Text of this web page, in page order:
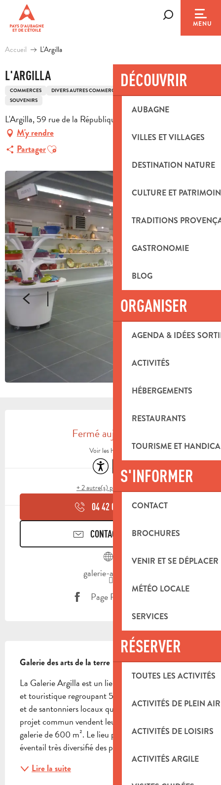
contenu
principal
MENU
DÉCOUVRIR
AUBAGNE
VILLES ET VILLAGES
DESTINATION NATURE
CULTURE ET
TRADITIONS
GASTRONOMIE
BLOG
ORGANISER
AGENDA & IDÉES
ACTIVITÉS
HÉBERGEMENTS
RESTAURANTS
TOURISME ET
S'INFORMER
CONTACT
BROCHURES
VENIR ET SE DÉPLACER
MÉTÉO LOCALE
SERVICES
RÉSERVER
TOUTES LES ACTIVITÉS
ACTIVITÉS DE PLEIN AIR
ACTIVITÉS DE LOISIRS
ACTIVITÉS ARGILE
Accueil L'Argilla
L'ARGILLA
COMMERCES DIVERS AUTRES COMMERCES
SOUVENIRS
L'Argilla, 59 rue de la République, 13400 Aubagne
M'y rendre
PartagerAjouter aux favoris
OUVERTURE ET COORDONNÉES
Fermé aujourd'hui
Voir les horaires
Accessibilité
Parking
+ 2 autre(s) prestation(s)
04 42 04 05▒▒
CONTACTEZ-NOUS
galerie-argilla.fr
Page Facebook
Galerie des arts de la terre
La Galerie Argilla est un lieu artistique, économique
et touristique regroupant 50 ateliers de céramistes
et de santonniers locaux qui, réunis autour d'un
projet commun vendent leurs pièces dans une
galerie de 600 m². Le lieu propose aux visiteurs, un
éventail très diversifié des productions...
Lire la suite